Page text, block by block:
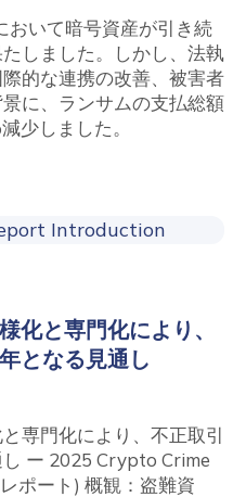
おいて暗号資産が引き続
しました。しかし、法執
的な連携の改善、被害者
に、ランサムの支払総額
少しました。
化と専門化により、
となる見通し
専門化により、不正取引
ー 2025 Crypto Crime
ポート) 概観：盗難資